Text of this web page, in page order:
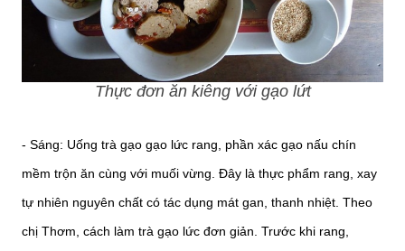
Thực đơn ăn kiêng với gạo lứt
- Sáng: Uống trà gạo gạo lức rang, phần xác gạo nấu chín
mềm trộn ăn cùng với muối vừng. Đây là thực phẩm rang, xay
tự nhiên nguyên chất có tác dụng mát gan, thanh nhiệt. Theo
chị Thơm, cách làm trà gạo lức đơn giản. Trước khi rang,